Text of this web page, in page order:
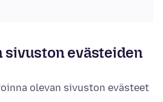
sivuston evästeiden
olevan sivuston evästeet